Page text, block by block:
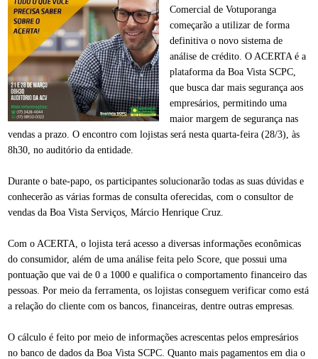
Comercial de Votuporanga
começarão a utilizar de forma
definitiva o novo sistema de
análise de crédito. O ACERTA é a
plataforma da Boa Vista SCPC,
que busca dar mais segurança aos
empresários, permitindo uma
maior margem de segurança nas
vendas a prazo. O encontro com lojistas será nesta quarta-feira (28/3), às
8h30, no auditório da entidade.
Durante o bate-papo, os participantes solucionarão todas as suas dúvidas e
conhecerão as várias formas de consulta oferecidas, com o consultor de
vendas da Boa Vista Serviços, Márcio Henrique Cruz.
Com o ACERTA, o lojista terá acesso a diversas informações econômicas
do consumidor, além de uma análise feita pelo Score, que possui uma
pontuação que vai de 0 a 1000 e qualifica o comportamento financeiro das
pessoas. Por meio da ferramenta, os lojistas conseguem verificar como está
a relação do cliente com os bancos, financeiras, dentre outras empresas.
O cálculo é feito por meio de informações acrescentas pelos empresários
no banco de dados da Boa Vista SCPC. Quanto mais pagamentos em dia o